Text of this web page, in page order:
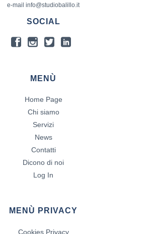
e-mail info@studiobalillo.it
SOCIAL
MENÙ
Home Page
Chi siamo
Servizi
News
Contatti
Dicono di noi
Log In
MENÙ PRIVACY
Cookies Privacy